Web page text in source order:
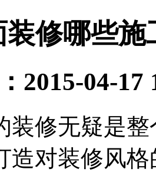
修哪些施
2015-04-
修无疑是整
造对装修风